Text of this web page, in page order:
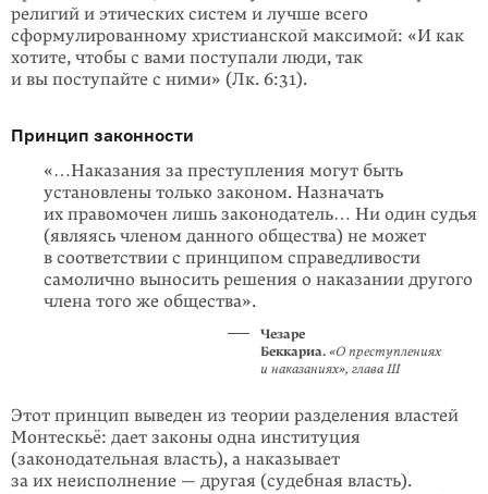
религий и этических систем и лучше всего
сформулированному христианской максимой: «И как
хотите, чтобы с вами поступали люди, так
и вы поступайте с ними» (Лк. 6:31).
Принцип законности
«…Наказания за преступления могут быть
установлены только законом. Назначать
их правомочен лишь законодатель… Ни один судья
(являясь членом данного общества) не может
в соответствии с принципом справедливости
самолично выносить решения о наказании другого
члена того же общества».
Чезаре
Беккариа. «О преступлениях
и наказаниях», глава III
Этот принцип выведен из теории разделения властей
Монтескьё: дает законы одна институция
(законодательная власть), а наказывает
за их неисполнение — другая (судебная власть).